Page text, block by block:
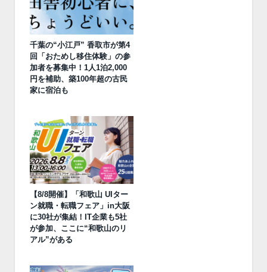
千葉の“小江戸” 香取市が第4
回「おためし移住体験」の参
加者を募集中！1人1泊2,000
円を補助、築100年超の古民
家に宿泊も
【8/8開催】「和歌山 UIター
ン就職・転職フェア」in大阪
に30社が集結！IT企業も5社
が参加、ここに“和歌山のリ
アル”がある